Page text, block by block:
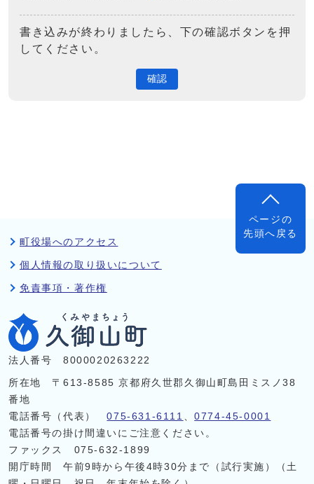
書き込みが終わりましたら、下の確認ボタンを押
してください。
確認
ページの
先頭へ戻る
町役場へのアクセス
個人情報の取り扱いについて
免責事項・著作権
法人番号 8000020263222
所在地 〒613-8585 京都府久世郡久御山町島田ミスノ38
番地
電話番号（代表）075-631-6111 、0774-45-0001
電話番号の掛け間違いにご注意ください。
ファックス 075-632-1899
開庁時間 午前9時から午後4時30分まで（試行実施）（土